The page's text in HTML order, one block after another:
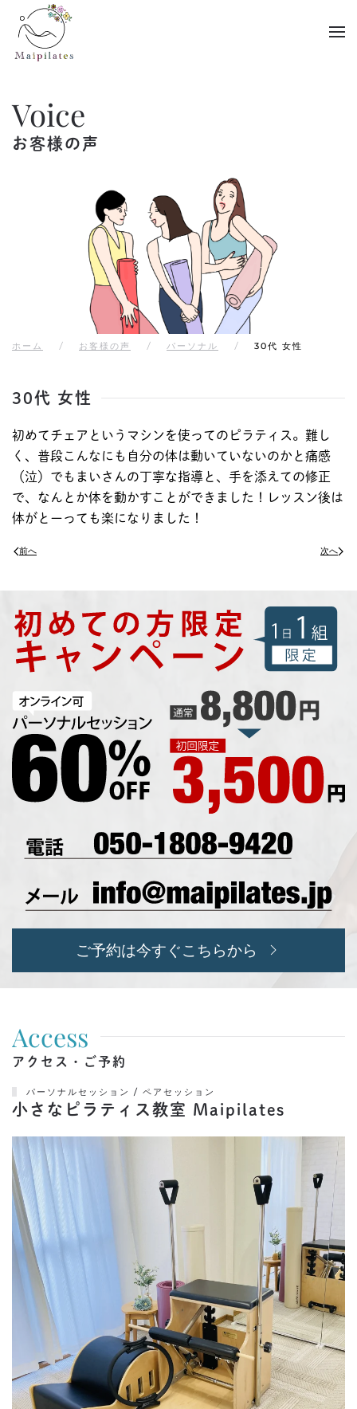
Skip to main content
Voice
お客様の声
ホーム お客様の声 パーソナル 30代 女性
30代 女性
初めてチェアというマシンを使ってのピラティス。難し
く、普段こんなにも自分の体は動いていないのかと痛感
（泣）でもまいさんの丁寧な指導と、手を添えての修正
で、なんとか体を動かすことができました！レッスン後は
体がとーっても楽になりました！
前へ 次へ
ご予約は今すぐこちらから
Access
アクセス・ご予約
パーソナルセッション / ペアセッション
小さなピラティス教室 Maipilates